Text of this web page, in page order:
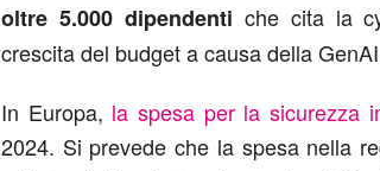
oltre 5.000 dipendenti che cita la
crescita del budget a causa della
In Europa, la spesa per la sicurezza
2024. Si prevede che la spesa nella